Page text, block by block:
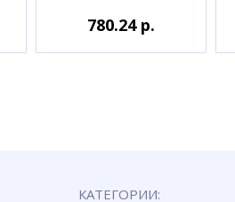
780.24 р.
КАТЕГОРИИ: